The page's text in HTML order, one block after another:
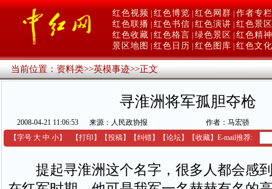
红色视频 红色博览 红色网群 作者专栏
红色联播 红色书信 红色演讲 红色景区
红色收藏 红色格言 绿色景区
红色精神
景区地图
红色日历 红色图库 红色文化
当前位置：资料类>>英模事迹>>正文
寻淮洲将军孤胆夺枪
2008-04-21 11:06:53 来源：人民政协报
作者：马宏骄
【字号 大 中 小】 【打印 】 【投稿】 【纠错】 【论坛】 【收藏】 E-mail推荐:
提起寻淮洲这个名字，很多人都会感